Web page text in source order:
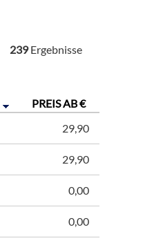
239Ergebnisse
PREIS AB €
29,90
29,90
0,00
0,00